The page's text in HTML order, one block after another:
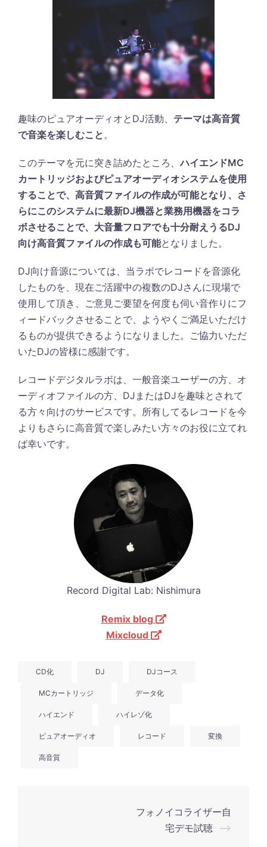
趣味のピュアオーディオとDJ活動、 テーマは高音質
で音楽を楽しむこと。
このテーマを元に突き詰めたところ、ハイエンドMC
カートリッジおよびピュアオーディオシステムを使用
することで、高音質ファイルの作成が可能となり、さ
らにこのシステムに最新DJ機器と業務用機器をコラ
ボさせることで、大音量フロアでも十分耐えうるDJ
向け高音質ファイルの作成も可能となりました。
DJ向け音源については、当ラボでレコードを音源化
したものを、現在ご活躍中の複数のDJさんに現場で
使用して頂き、ご意見ご要望を何度も伺い音作りにフ
ィードバックさせることで、ようやくご満足いただけ
るものが提供できるようになりました。ご協力いただ
いたDJの皆様に感謝です。
レコードデジタルラボは、一般音楽ユーザーの方、オ
ーディオファイルの方、DJまたはDJを趣味とされて
る方々向けのサービスです。所有してるレコードを今
よりもさらに高音質で楽しみたい方々のお役に立てれ
ば幸いです。
Record Digital Lab: Nishimura
Remix blog
Mixcloud
CD化 DJ DJコース
MCカートリッジ データ化
ハイエンド ハイレゾ化
ピュアオーディオ レコード 変換
高音質
フォノイコライザー自
宅デモ試聴 ⟶